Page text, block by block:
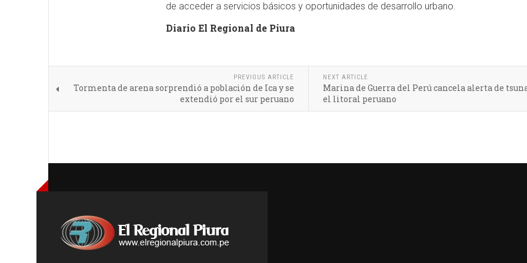
de acceder a servicios básicos y oportunidades de desarrollo urbano.
Diario El Regional de Piura
PREVIOUS ARTICLE
Tormenta de arena sorprendió a población de Ica y se
extendió por el sur peruano
NEXT ARTICLE
Marina de Guerra del Perú cancela alerta de
el litoral peruano